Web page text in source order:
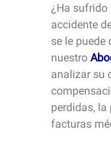
¿Ha sufrido
accidente
se le puede
nuestro
analizar su
perdidas,
facturas